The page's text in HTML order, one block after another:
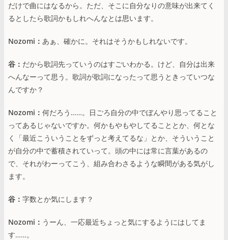
だけで曲にはなるから。ただ、そこに自分なりの意味が出来てく
るとしたら歌詞かもしれへんなとは思います。
Nozomi： あぁ、確かに。それはそうかもしれないです。
谷： だから歌詞先っていうのはすごいわかる。けど、自分は出来
へんなーって思う。歌詞が歌詞になったって思うときっていつな
んですか？
Nozomi： 何だろう……。日ごろ自分の中でぼんやり思ってること
ってあるじゃないですか。何かもやもやしてることとか、何とな
く「最近こういうことをずっと考えてるな」とか、そういうこと
が自分の中で蓄積されていって。頭の中には常に言葉があるの
で、それがわーってこう、組み合わさるような瞬間がある気がし
ます。
谷： 字数とか気にします？
Nozomi： うーん、一応最近ちょっと気にするようにはしてま
す……。